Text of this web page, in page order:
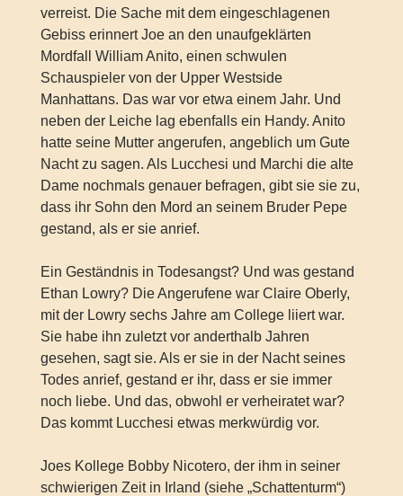
verreist. Die Sache mit dem eingeschlagenen
Gebiss erinnert Joe an den unaufgeklärten
Mordfall William Anito, einen schwulen
Schauspieler von der Upper Westside
Manhattans. Das war vor etwa einem Jahr. Und
neben der Leiche lag ebenfalls ein Handy. Anito
hatte seine Mutter angerufen, angeblich um Gute
Nacht zu sagen. Als Lucchesi und Marchi die alte
Dame nochmals genauer befragen, gibt sie sie zu,
dass ihr Sohn den Mord an seinem Bruder Pepe
gestand, als er sie anrief.
Ein Geständnis in Todesangst? Und was gestand
Ethan Lowry? Die Angerufene war Claire Oberly,
mit der Lowry sechs Jahre am College liiert war.
Sie habe ihn zuletzt vor anderthalb Jahren
gesehen, sagt sie. Als er sie in der Nacht seines
Todes anrief, gestand er ihr, dass er sie immer
noch liebe. Und das, obwohl er verheiratet war?
Das kommt Lucchesi etwas merkwürdig vor.
Joes Kollege Bobby Nicotero, der ihm in seiner
schwierigen Zeit in Irland (siehe „Schattenturm“)